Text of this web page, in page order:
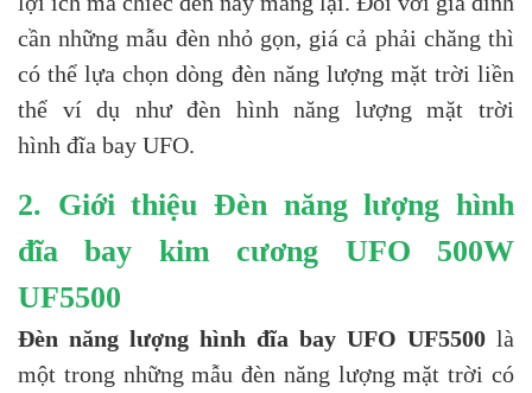
cần những mẫu đèn nhỏ gọn, giá cả phải chăng thì
có thể lựa chọn dòng đèn năng lượng mặt trời liền
thể ví dụ như đèn hình năng lượng mặt trời
hình đĩa bay UFO.
2. Giới thiệu Đèn năng lượng hình
đĩa bay
kim cương UFO 500W
UF5500
Đèn năng lượng hình đĩa bay UFO UF5500 là
một trong những mẫu đèn năng lượng mặt trời có